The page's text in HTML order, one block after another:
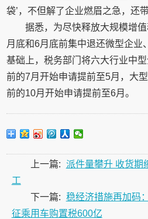
袋’，不但解了企业燃眉之急，还
据悉，为尽快释放大规模增
月底和6月底前集中退还微型企业
基础上，税务部门将六大行业中
前的7月开始申请提前至5月，大
前的10月开始申请提前至6月。
上一篇: 派件量攀升 收货期
工
下一篇: 稳经济措施再加码
征乘用车购置税600亿